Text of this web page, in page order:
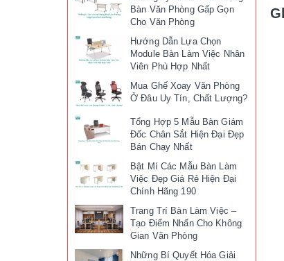
Bàn Văn Phòng Gấp Gọn
Cho Văn Phòng
Hướng Dẫn Lựa Chọn
Module Bàn Làm Việc Nhân
Viên Phù Hợp Nhất
Mua Ghế Xoay Văn Phòng
Ở Đâu Uy Tín, Chất Lượng?
Tổng Hợp 5 Mẫu Bàn Giám
Đốc Chân Sắt Hiện Đại Đẹp
Bán Chạy Nhất
Bật Mí Các Mẫu Bàn Làm
Việc Đẹp Giá Rẻ Hiện Đại
Chính Hãng 190
Trang Trí Bàn Làm Việc –
Tạo Điểm Nhấn Cho Không
Gian Văn Phòng
Những Bí Quyết Hóa Giải